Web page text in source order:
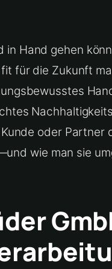
Hand gehen
für die Zukunft
oder
wie man sie